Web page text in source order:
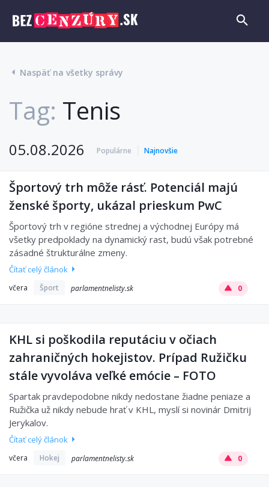
Naspäť na všetky správy
Tag: Tenis
05.08.2026 Populárne Najnovšie
Športový trh môže rásť. Potenciál majú
ženské športy, ukázal prieskum PwC
Športový trh v regióne strednej a východnej Európy má
všetky predpoklady na dynamický rast, budú však potrebné
zásadné štrukturálne zmeny.
Čítať celý článok
včera Šport parlamentnelisty.sk 0
KHL si poškodila reputáciu v očiach
zahraničných hokejistov. Prípad Ružičku
stále vyvoláva veľké emócie – FOTO
Spartak pravdepodobne nikdy nedostane žiadne peniaze a
Ružička už nikdy nebude hrať v KHL, myslí si novinár Dmitrij
Jerykalov.
Čítať celý článok
včera Hokej parlamentnelisty.sk 0